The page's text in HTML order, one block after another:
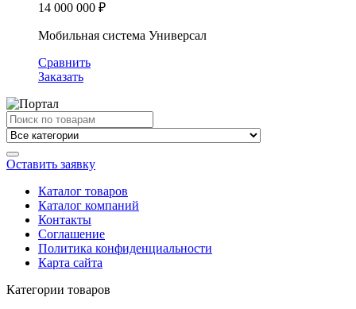
14 000 000 ₽
Мобильная система Универсал
Сравнить
Заказать
Search
for:
Оставить заявку
Каталог товаров
Каталог компаний
Контакты
Соглашение
Политика конфиденциальности
Карта сайта
Категории товаров